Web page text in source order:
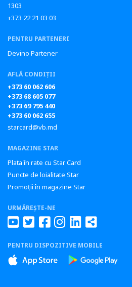
1303
+373 22 21 03 03
PENTRU PARTENERI
Devino Partener
AFLĂ CONDIȚII
+373 60 062 606
+373 68 605 077
+373 69 795 440
+373 60 062 655
starcard@vb.md
MAGAZINE STAR
Plata în rate cu Star Card
Puncte de loialitate Star
Promoții în magazine Star
URMĂREȘTE-NE
PENTRU DISPOZITIVE MOBILE